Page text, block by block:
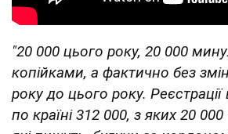
"20 000 цього року, 20 000
копійками, а фактично без
року до цього року.
по країні 312 000, з яких 20